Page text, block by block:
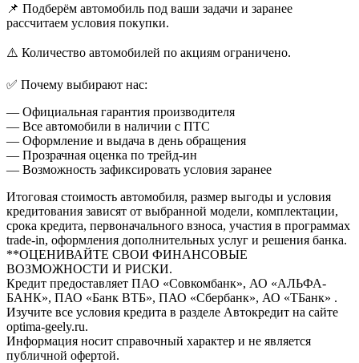
📌 Подберём автомобиль под ваши задачи и заранее
рассчитаем условия покупки.
⚠️ Количество автомобилей по акциям ограничено.
✅ Почему выбирают нас:
— Официальная гарантия производителя
— Все автомобили в наличии с ПТС
— Оформление и выдача в день обращения
— Прозрачная оценка по трейд-ин
— Возможность зафиксировать условия заранее
Итоговая стоимость автомобиля, размер выгоды и условия
кредитования зависят от выбранной модели, комплектации,
срока кредита, первоначального взноса, участия в программах
trade-in, оформления дополнительных услуг и решения банка.
**ОЦЕНИВАЙТЕ СВОИ ФИНАНСОВЫЕ
ВОЗМОЖНОСТИ И РИСКИ.
Кредит предоставляет ПАО «Совкомбанк», АО «АЛЬФА-
БАНК», ПАО «Банк ВТБ», ПАО «Сбербанк», АО «ТБанк» .
Изучите все условия кредита в разделе Автокредит на сайте
optima-geely.ru.
Информация носит справочный характер и не является
публичной офертой.